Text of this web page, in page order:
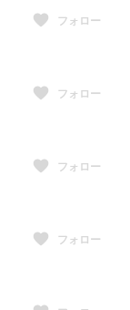
フォロー
フォロー
フォロー
フォロー